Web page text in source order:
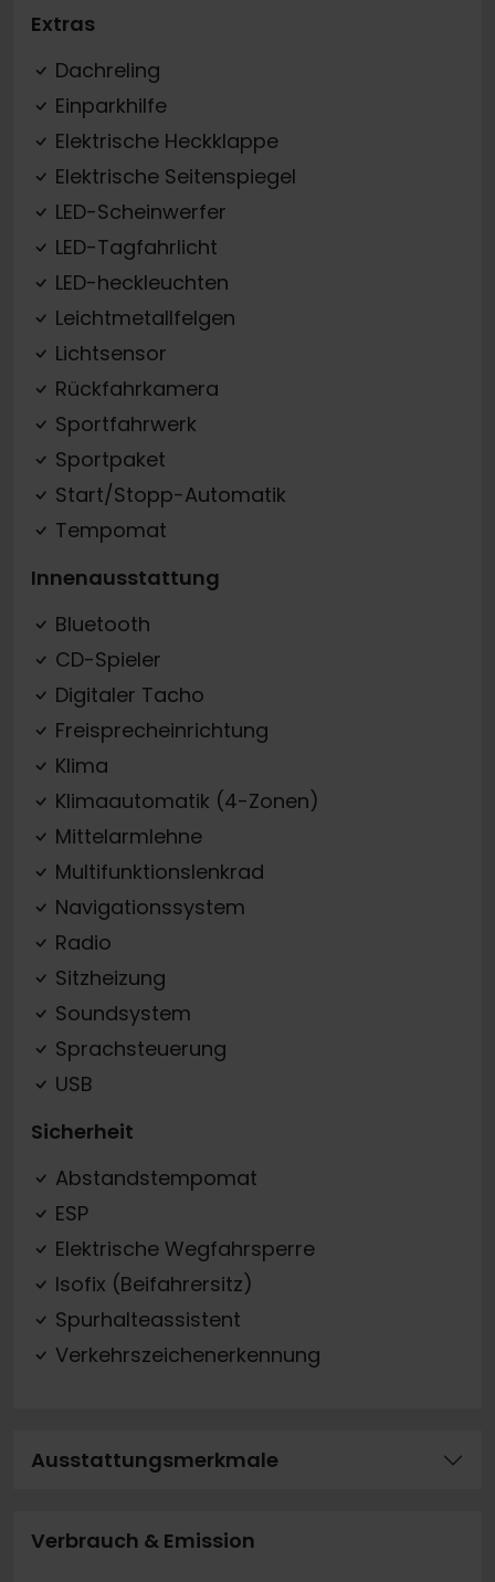
Extras
Dachreling
Einparkhilfe
Elektrische Heckklappe
Elektrische Seitenspiegel
LED-Scheinwerfer
LED-Tagfahrlicht
LED-heckleuchten
Leichtmetallfelgen
Lichtsensor
Rückfahrkamera
Sportfahrwerk
Sportpaket
Start/Stopp-Automatik
Tempomat
Innenausstattung
Bluetooth
CD-Spieler
Digitaler Tacho
Freisprecheinrichtung
Klima
Klimaautomatik (4-Zonen)
Mittelarmlehne
Multifunktionslenkrad
Navigationssystem
Radio
Sitzheizung
Soundsystem
Sprachsteuerung
USB
Sicherheit
Abstandstempomat
ESP
Elektrische Wegfahrsperre
Isofix (Beifahrersitz)
Spurhalteassistent
Verkehrszeichenerkennung
Ausstattungsmerkmale
Verbrauch & Emission